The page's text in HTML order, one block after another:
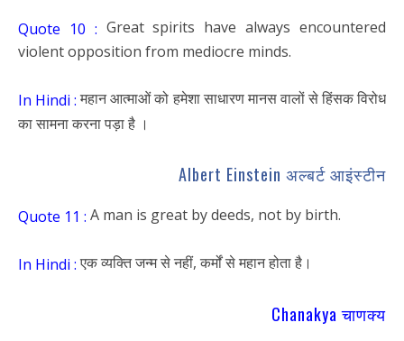
Quote 10 : Great spirits have always encountered
violent opposition from mediocre minds.
In Hindi :महान आत्माओं को हमेशा साधारण मानस वालों से हिंसक विरोध
का सामना करना पड़ा है ।
Albert Einstein अल्बर्ट आइंस्टीन
Quote 11 : A man is great by deeds, not by birth.
In Hindi :एक व्यक्ति जन्म से नहीं, कर्मों से महान होता है।
Chanakya चाणक्य